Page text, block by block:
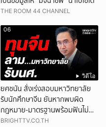
THE ROOM 44 CHANNEL
วิดีโอ
06
ยศชนัน สั่งเร่งสอบมหาวิทยาลัย
รับนักศึกษาจีน ยันหากพบผิด
กฎหมาย-มาตรฐานพร้อมฟันไม่
เว้น
BRIGHTTV.CO.TH